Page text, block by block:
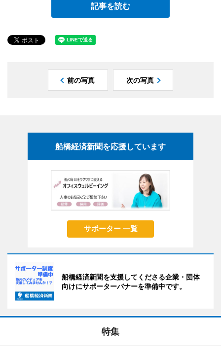
記事を読む
前の写真 次の写真
船橋経済新聞を応援しています
サポーター 一覧
船橋経済新聞を支援してくださる企業・団体
向けにサポーターバナーを準備中です。
特集